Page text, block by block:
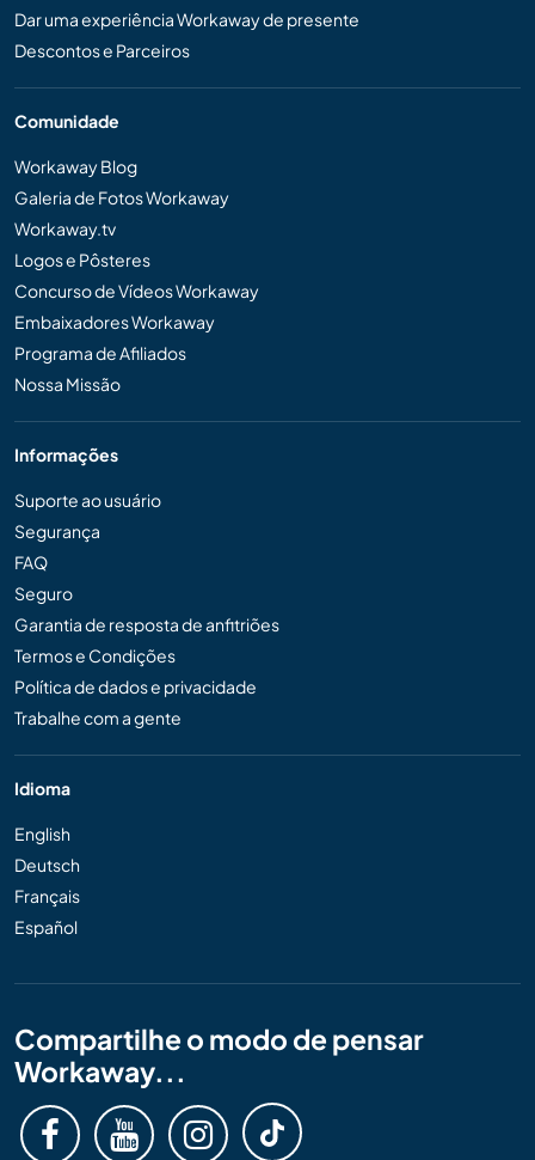
Dar uma experiência Workaway de presente
Descontos e Parceiros
Comunidade
Workaway Blog
Galeria de Fotos Workaway
Workaway.tv
Logos e Pôsteres
Concurso de Vídeos Workaway
Embaixadores Workaway
Programa de Afiliados
Nossa Missão
Informações
Suporte ao usuário
Segurança
FAQ
Seguro
Garantia de resposta de anfitriões
Termos e Condições
Política de dados e privacidade
Trabalhe com a gente
Idioma
English
Deutsch
Français
Español
Compartilhe o modo de pensar
Workaway...